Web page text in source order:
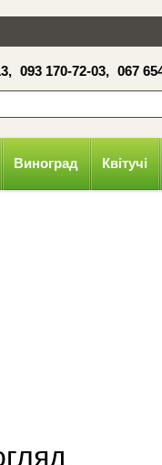
093 170-72-03, 067
Виноград Квітучі